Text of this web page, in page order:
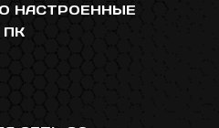
НАСТРОЕННЫЕ
ПК